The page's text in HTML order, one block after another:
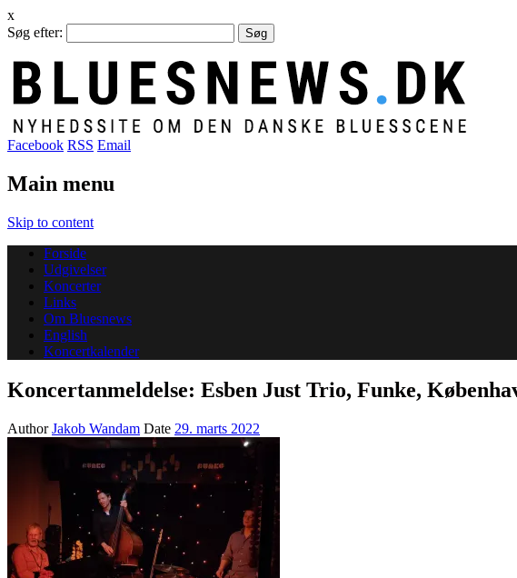
x
Søg efter:
Facebook RSS Email
Main menu
Skip to content
Forside
Udgivelser
Koncerter
Links
Om Bluesnews
English
Koncertkalender
Koncertanmeldelse: Esben Just Trio, Funke,
AuthorJakob Wandam Date 29. marts 2022